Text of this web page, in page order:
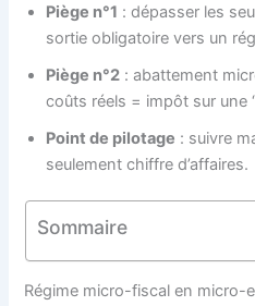
Piège n°1 : dépasser les
sortie obligatoire vers un
Piège n°2 : abattement
coûts réels = impôt sur une
Point de pilotage : suivre
seulement chiffre d’affaires.
Sommaire
Régime micro-fiscal en micro-